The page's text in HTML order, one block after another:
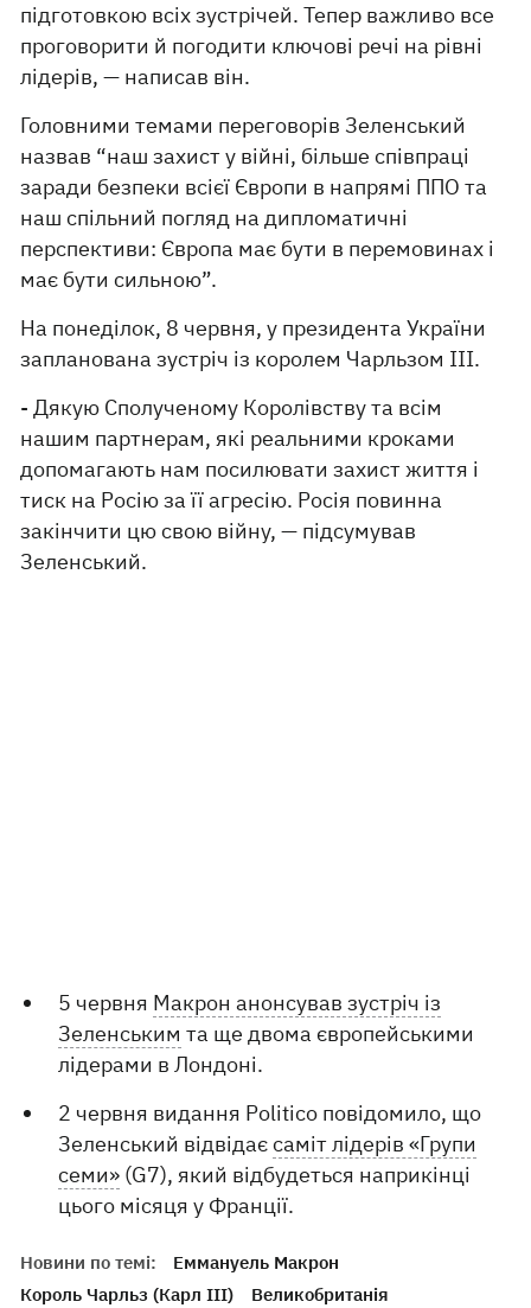
підготовкою всіх зустрічей. Тепер важливо все
проговорити й погодити ключові речі на рівні
лідерів, — написав він.
Головними темами переговорів Зеленський
назвав “наш захист у війні, більше співпраці
заради безпеки всієї Європи в напрямі ППО та
наш спільний погляд на дипломатичні
перспективи: Європа має бути в перемовинах і
має бути сильною”.
На понеділок, 8 червня, у президента України
запланована зустріч із королем Чарльзом III.
- Дякую Сполученому Королівству та всім
нашим партнерам, які реальними кроками
допомагають нам посилювати захист життя і
тиск на Росію за її агресію. Росія повинна
закінчити цю свою війну, — підсумував
Зеленський.
5 червня Макрон анонсував зустріч із
Зеленським та ще двома європейськими
лідерами в Лондоні.
2 червня видання Politico повідомило, що
Зеленський відвідаєсаміт лідерів «Групи
семи» (G7), який відбудеться наприкінці
цього місяця у Франції.
Новини по темі:
Еммануель Макрон
Король Чарльз (Карл III)
Великобританія